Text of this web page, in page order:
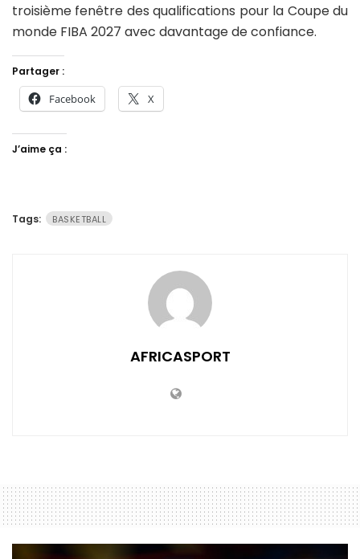
troisième fenêtre des qualifications pour la Coupe du
monde FIBA 2027 avec davantage de confiance.
Partager :
Facebook X
J’aime ça :
Tags: BASKETBALL
AFRICASPORT